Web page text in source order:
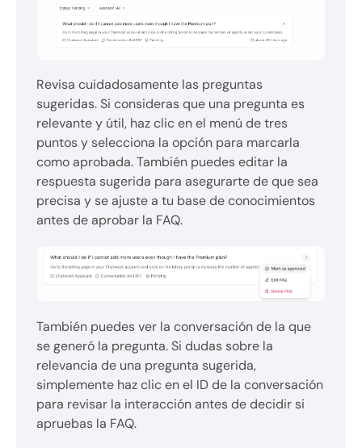
Revisa cuidadosamente las preguntas
sugeridas. Si consideras que una pregunta es
relevante y útil, haz clic en el menú de tres
puntos y selecciona la opción para marcarla
como aprobada. También puedes editar la
respuesta sugerida para asegurarte de que sea
precisa y se ajuste a tu base de conocimientos
antes de aprobar la FAQ.
También puedes ver la conversación de la que
se generó la pregunta. Si dudas sobre la
relevancia de una pregunta sugerida,
simplemente haz clic en el ID de la conversación
para revisar la interacción antes de decidir si
apruebas la FAQ.